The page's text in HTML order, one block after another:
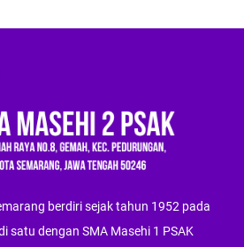
berdiri sejak tahun 1952 pada
satu dengan SMA Masehi 1 PSAK